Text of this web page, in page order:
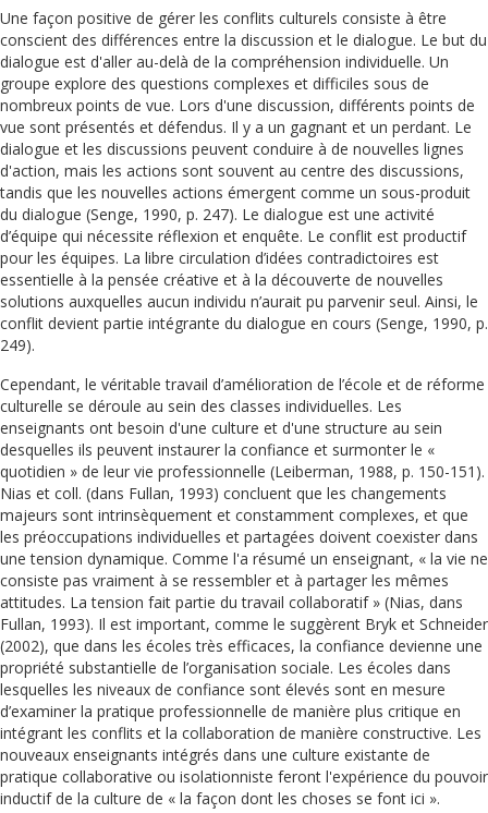
Une façon positive de gérer les conflits culturels consiste à être
conscient des différences entre la discussion et le dialogue. Le but du
dialogue est d'aller au-delà de la compréhension individuelle. Un
groupe explore des questions complexes et difficiles sous de
nombreux points de vue. Lors d'une discussion, différents points de
vue sont présentés et défendus. Il y a un gagnant et un perdant. Le
dialogue et les discussions peuvent conduire à de nouvelles lignes
d'action, mais les actions sont souvent au centre des discussions,
tandis que les nouvelles actions émergent comme un sous-produit
du dialogue (Senge, 1990, p. 247). Le dialogue est une activité
d’équipe qui nécessite réflexion et enquête. Le conflit est productif
pour les équipes. La libre circulation d’idées contradictoires est
essentielle à la pensée créative et à la découverte de nouvelles
solutions auxquelles aucun individu n’aurait pu parvenir seul. Ainsi, le
conflit devient partie intégrante du dialogue en cours (Senge, 1990, p.
249).
Cependant, le véritable travail d’amélioration de l’école et de réforme
culturelle se déroule au sein des classes individuelles. Les
enseignants ont besoin d'une culture et d'une structure au sein
desquelles ils peuvent instaurer la confiance et surmonter le «
quotidien » de leur vie professionnelle (Leiberman, 1988, p. 150-151).
Nias et coll. (dans Fullan, 1993) concluent que les changements
majeurs sont intrinsèquement et constamment complexes, et que
les préoccupations individuelles et partagées doivent coexister dans
une tension dynamique. Comme l'a résumé un enseignant, « la vie ne
consiste pas vraiment à se ressembler et à partager les mêmes
attitudes. La tension fait partie du travail collaboratif » (Nias, dans
Fullan, 1993). Il est important, comme le suggèrent Bryk et Schneider
(2002), que dans les écoles très efficaces, la confiance devienne une
propriété substantielle de l’organisation sociale. Les écoles dans
lesquelles les niveaux de confiance sont élevés sont en mesure
d’examiner la pratique professionnelle de manière plus critique en
intégrant les conflits et la collaboration de manière constructive. Les
nouveaux enseignants intégrés dans une culture existante de
pratique collaborative ou isolationniste feront l'expérience du pouvoir
inductif de la culture de « la façon dont les choses se font ici ».